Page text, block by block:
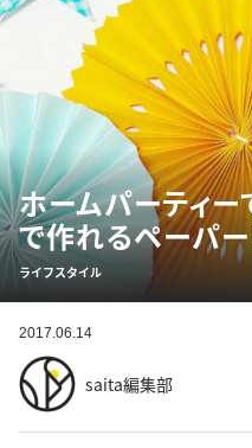
ホームパーティ
で作れるペーパ
ライフスタイル
2017.06.14
saita編集部